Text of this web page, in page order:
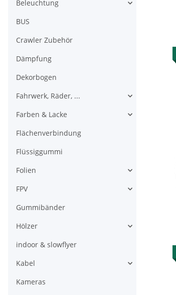
Beleuchtung
BUS
Crawler Zubehör
Dämpfung
Dekorbogen
Fahrwerk, Räder, ...
Farben & Lacke
Flächenverbindung
Flüssiggummi
Folien
FPV
Gummibänder
Hölzer
indoor & slowflyer
Kabel
Kameras